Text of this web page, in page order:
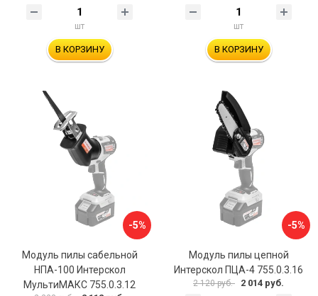
шт
В КОРЗИНУ
шт
В КОРЗИНУ
-5%
Модуль пилы сабельной
НПА-100 Интерскол
МультиМАКС 755.0.3.12
-5%
Модуль пилы цепной
Интерскол ПЦА-4 755.0.3.16
2 120 руб. 2 014 руб.